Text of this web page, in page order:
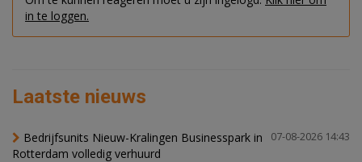
in te loggen.
Laatste nieuws
07-08-2026 14:43
Bedrijfsunits Nieuw-Kralingen Businesspark in
Rotterdam volledig verhuurd